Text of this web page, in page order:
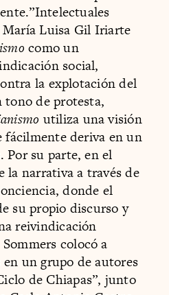
Luisa Gil Iriarte
como un
social,
la explotación del
de protesta,
utiliza una visión
deriva en un
su parte, en el
la narrativa a través de
donde el
su propio discurso y
reivindicación
colocó a
un grupo de autores
de Chiapas”, junto